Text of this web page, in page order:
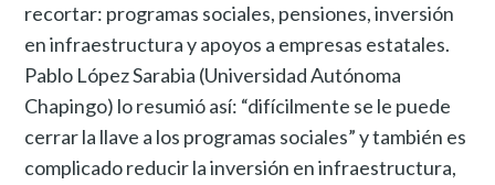
recortar: programas sociales, pensiones, inversión
en infraestructura y apoyos a empresas estatales.
Pablo López Sarabia (Universidad Autónoma
Chapingo) lo resumió así: “difícilmente se le puede
cerrar la llave a los programas sociales” y también es
complicado reducir la inversión en infraestructura,